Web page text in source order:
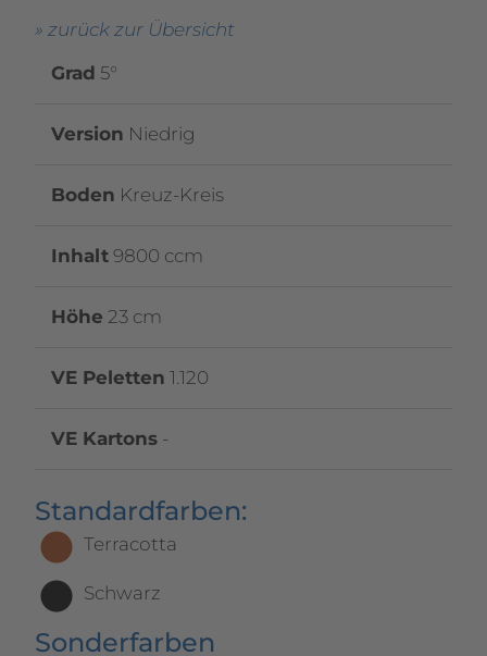
» zurück zur Übersicht
Grad 5°
Version Niedrig
Boden Kreuz-Kreis
Inhalt 9800 ccm
Höhe 23 cm
VE Peletten 1.120
VE Kartons -
Standardfarben:
Terracotta
Schwarz
Sonderfarben